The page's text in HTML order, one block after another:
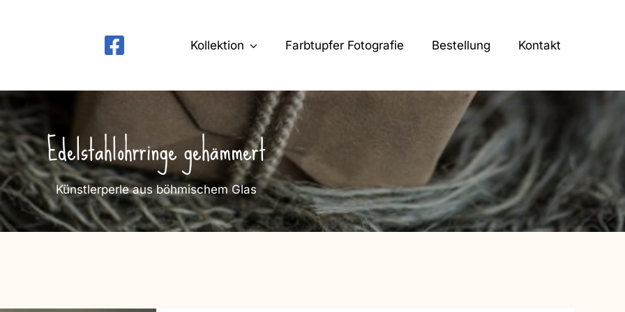
Kollektion Farbtupfer Fotografie Bestellung Kontakt
Edelstahlohrringe gehämmert
Künstlerperle aus böhmischem Glas